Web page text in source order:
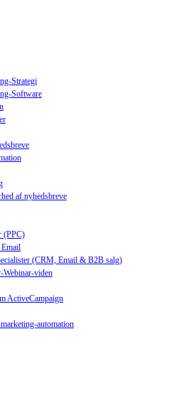
Strategi
Software
af nyhedsbreve
(PPC)
(CRM, Email & B2B salg)
Webinar-viden
ActiveCampaign
automation